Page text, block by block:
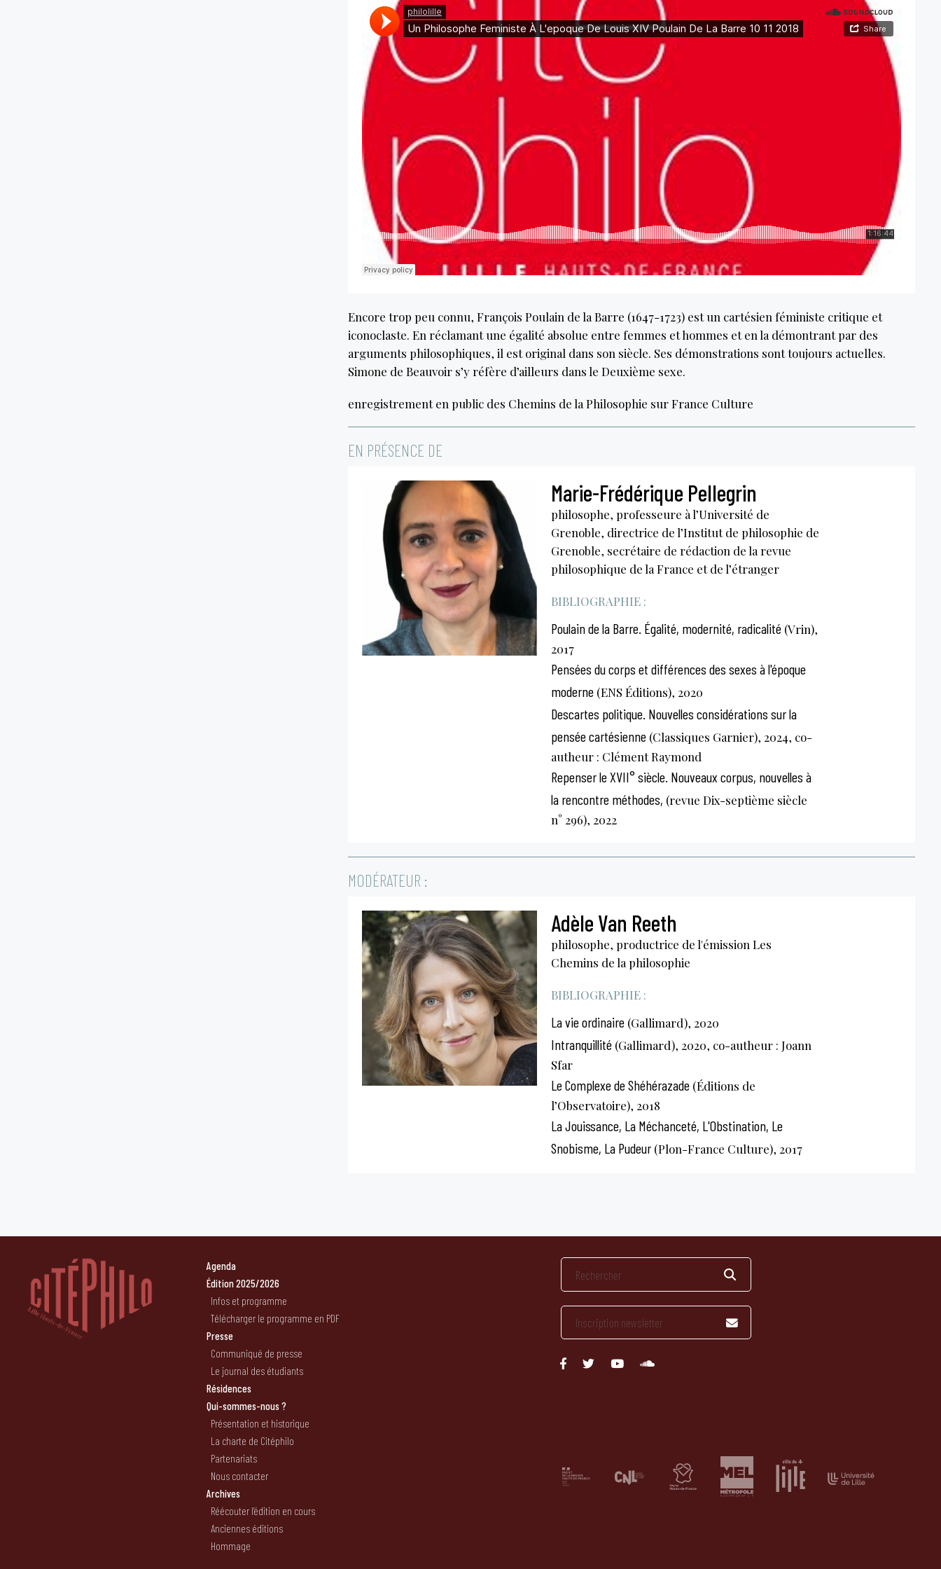
Encore trop peu connu, François Poulain de la Barre (1647-1723) est un cartésien féministe critique et
iconoclaste. En réclamant une égalité absolue entre femmes et hommes et en la démontrant par des
arguments philosophiques, il est original dans son siècle. Ses démonstrations sont toujours actuelles.
Simone de Beauvoir s’y réfère d’ailleurs dans le Deuxième sexe.
enregistrement en public des Chemins de la Philosophie sur France Culture
EN PRÉSENCE DE
Marie-Frédérique Pellegrin
philosophe, professeure à l’Université de
Grenoble, directrice de l’Institut de philosophie de
Grenoble, secrétaire de rédaction de la revue
philosophique de la France et de l’étranger
BIBLIOGRAPHIE :
Poulain de la Barre. Égalité, modernité, radicalité(Vrin),
2017
Pensées du corps et différences des sexes à l'époque
moderne(ENS Éditions), 2020
Descartes politique. Nouvelles considérations sur la
pensée cartésienne(Classiques Garnier), 2024, co-
autheur : Clément Raymond
Repenser le XVII° siècle. Nouveaux corpus, nouvelles à
la rencontre méthodes, (revue Dix-septième siècle
n° 296), 2022
MODÉRATEUR :
Adèle Van Reeth
philosophe, productrice de l'émission Les
Chemins de la philosophie
BIBLIOGRAPHIE :
La vie ordinaire(Gallimard), 2020
Intranquillité(Gallimard), 2020, co-autheur : Joann
Sfar
Le Complexe de Shéhérazade(Éditions de
l’Observatoire), 2018
La Jouissance, La Méchanceté, L'Obstination, Le
Snobisme, La Pudeur(Plon-France Culture), 2017
Agenda
Édition 2025/2026
Infos et programme
Télécharger le programme en PDF
Presse
Communiqué de presse
Le journal des étudiants
Résidences
Qui-sommes-nous ?
Présentation et historique
La charte de Citéphilo
Partenariats
Nous contacter
Archives
Réécouter l’édition en cours
Anciennes éditions
Hommage